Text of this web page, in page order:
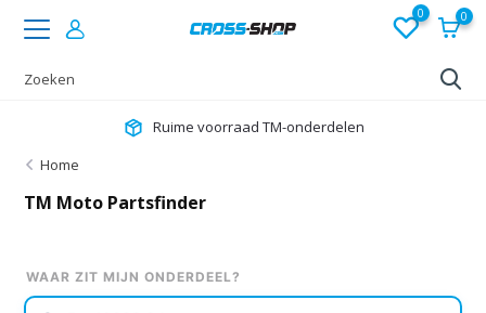
0 0
★ 4,7 op Google
Home
TM Moto Partsfinder